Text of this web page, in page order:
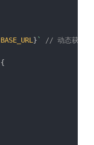
BASE_URL } ` // 动态获取二
{